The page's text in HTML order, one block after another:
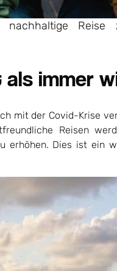
immer
mit der Covid-Krise
Reisen
erhöhen. Dies ist ein